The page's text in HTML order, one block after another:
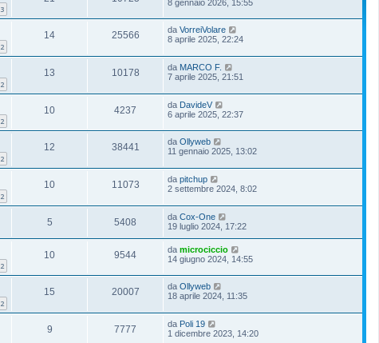
3
8 gennaio 2026, 15:55
2
14 25566 da VorreiVolare
8 aprile 2025, 22:24
2
13 10178 da MARCO F.
7 aprile 2025, 21:51
2
10 4237 da DavideV
6 aprile 2025, 22:37
2
12 38441 da Ollyweb
11 gennaio 2025, 13:02
2
10 11073 da pitchup
2 settembre 2024, 8:02
5 5408 da Cox-One
19 luglio 2024, 17:22
2
10 9544 da microciccio
14 giugno 2024, 14:55
2
15 20007 da Ollyweb
18 aprile 2024, 11:35
9 7777 da Poli 19
1 dicembre 2023, 14:20